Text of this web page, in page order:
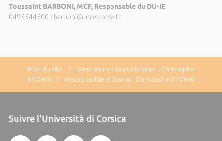
Toussaint BARBONI, MCF, Responsable du DU-IE
0495544500
barboni@univ-corse.fr
Plan du site | Directeur de la publication : Christophe
STORAI | Responsable éditorial : Christophe STORAI
Suivre l'Università di Corsica